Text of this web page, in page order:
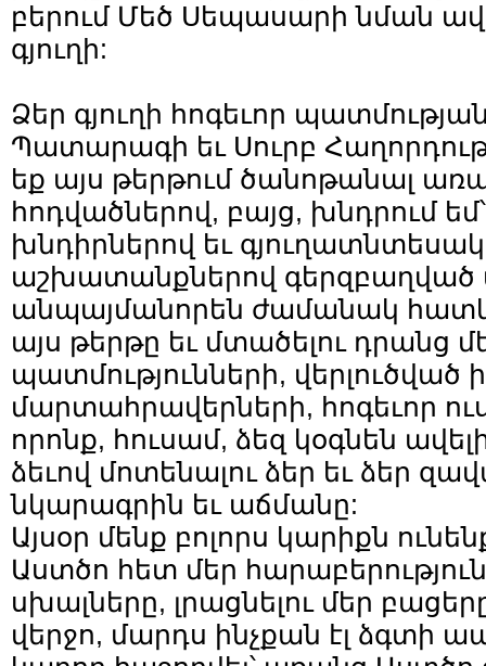
բերում Մեծ Սեպասարի նման
գյուղի:
Ձեր գյուղի հոգեւոր
Պատարագի եւ Սուրբ
եք այս թերթում ծանոթանալ
հոդվածներով, բայց, խնդրում
խնդիրներով եւ
աշխատանքներով գերզբաղված
անպայմանորեն ժամանակ
այս թերթը եւ մտածելու դրանց
պատմությունների, վերլուծված
մարտահրավերների, հոգեւոր
որոնք, հուսամ, ձեզ կօգնեն
ձեւով մոտենալու ձեր եւ ձեր
նկարագրին եւ աճմանը:
Այսօր մենք բոլորս կարիքն
Աստծո հետ մեր
սխալները, լրացնելու մեր
վերջո, մարդս ինչքան էլ ձգտի